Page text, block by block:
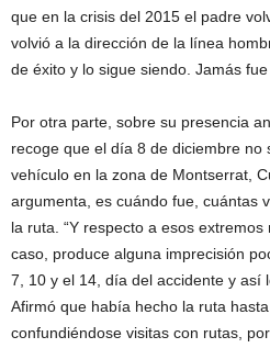
que en la crisis del 2015 el padre
volvió a la dirección de la línea
de éxito y lo sigue siendo. Jamás fue
Por otra parte, sobre su presencia
recoge que el día 8 de diciembre no
vehículo en la zona de Montserrat,
argumenta, es cuándo fue, cuántas
la ruta. “Y respecto a esos
caso, produce alguna imprecisión
7, 10 y el 14, día del accidente y así
Afirmó que había hecho la ruta
confundiéndose visitas con rutas,